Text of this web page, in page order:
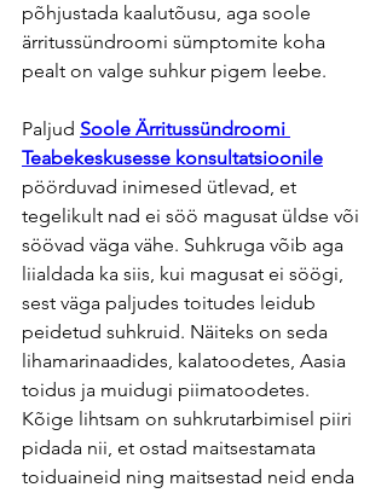
põhjustada kaalutõusu, aga soole
ärritussündroomi sümptomite koha
pealt on valge suhkur pigem leebe.
Paljud Soole Ärritussündroomi
Teabekeskusesse konsultatsioonile
pöörduvad inimesed ütlevad, et
tegelikult nad ei söö magusat üldse või
söövad väga vähe. Suhkruga võib aga
liialdada ka siis, kui magusat ei söögi,
sest väga paljudes toitudes leidub
peidetud suhkruid. Näiteks on seda
lihamarinaadides, kalatoodetes, Aasia
toidus ja muidugi piimatoodetes.
Kõige lihtsam on suhkrutarbimisel piiri
pidada nii, et ostad maitsestamata
toiduaineid ning maitsestad neid enda